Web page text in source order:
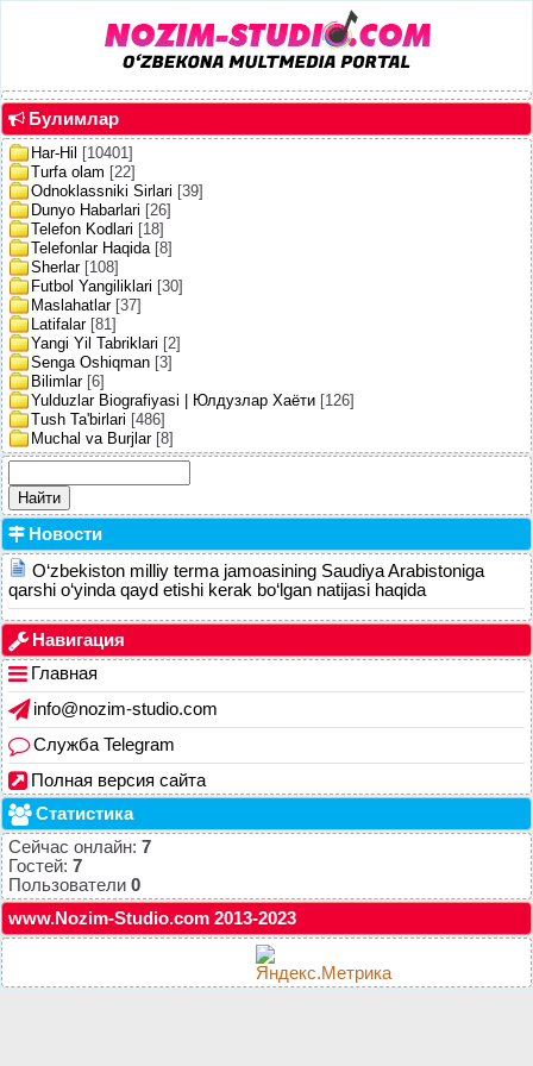
Булимлар
Har-Hil
[10401]
Turfa olam [22]
Odnoklassniki Sirlari [39]
Dunyo Habarlari [26]
Telefon Kodlari [18]
Telefonlar Haqida [8]
Sherlar [108]
Futbol Yangiliklari [30]
Maslahatlar [37]
Latifalar [81]
Yangi Yil Tabriklari [2]
Senga Oshiqman [3]
Bilimlar [6]
Yulduzlar Biografiyasi | Юлдузлар Хаёти [126]
Tush Ta'birlari [486]
Muchal va Burjlar [8]
Новости
O‘zbekiston milliy terma jamoasining Saudiya Arabistoniga
qarshi o‘yinda qayd etishi kerak bo‘lgan natijasi haqida
Навигация
Главная
info@nozim-studio.com
Служба Telegram
Полная версия сайта
Статистика
Сейчас онлайн: 7
Гостей: 7
Пользователи 0
www.Nozim-Studio.com 2013-2023